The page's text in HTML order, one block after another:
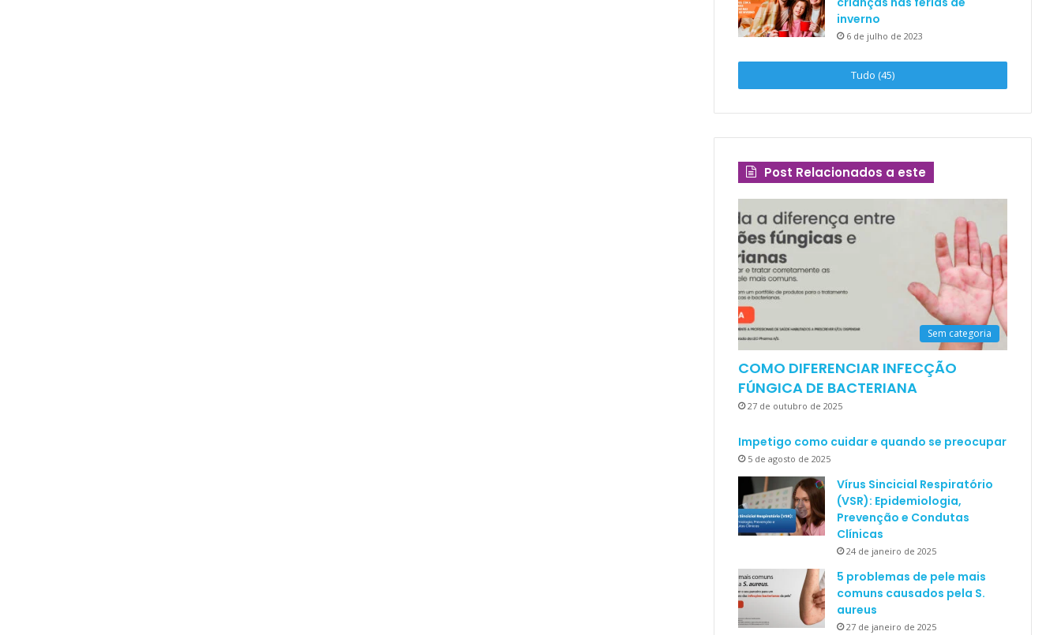
inverno
6 de julho de 2023
Tudo (45)
Post Relacionados a este
Sem categoria
COMO DIFERENCIAR INFECÇÃO
FÚNGICA DE BACTERIANA
27 de outubro de 2025
Impetigo como cuidar e quando se preocupar
5 de agosto de 2025
Vírus Sincicial Respiratório
(VSR): Epidemiologia,
Prevenção e Condutas
Clínicas
24 de janeiro de 2025
5 problemas de pele mais
comuns causados pela S.
aureus
27 de janeiro de 2025